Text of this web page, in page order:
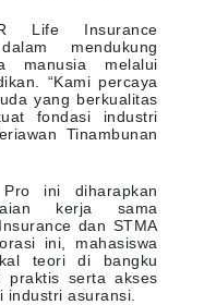
Life Insurance
mendukung
manusia melalui
“Kami percaya
yang berkualitas
fondasi industri
Tinambunan
ini diharapkan
kerja sama
dan STMA
ini, mahasiswa
teori di bangku
praktis serta akses
asuransi.